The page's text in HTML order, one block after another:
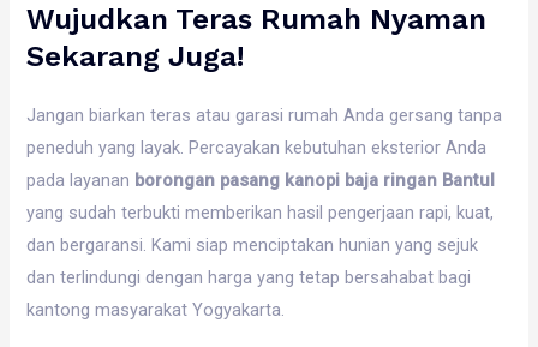
Wujudkan Teras Rumah Nyaman
Sekarang Juga!
Jangan biarkan teras atau garasi rumah Anda gersang tanpa
peneduh yang layak. Percayakan kebutuhan eksterior Anda
pada layanan borongan pasang kanopi baja ringan Bantul
yang sudah terbukti memberikan hasil pengerjaan rapi, kuat,
dan bergaransi. Kami siap menciptakan hunian yang sejuk
dan terlindungi dengan harga yang tetap bersahabat bagi
kantong masyarakat Yogyakarta.